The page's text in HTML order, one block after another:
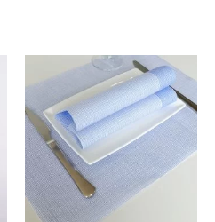
Rango
de
precios:
desde
53.24€
hasta
80.46€